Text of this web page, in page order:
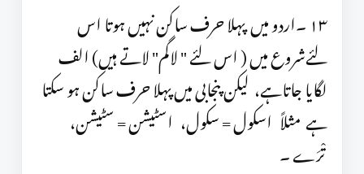
١٣ ۔اردو میں پہلا حرف ساکن نہیں ہوتا اس
لئےشروع میں ( اس لئے " لاگم" لاتے ہیں) الف
لگایا جاتاہے، لیکن پنجابی میں پہلا حرف ساکن ہو سکتا
ہے مثلاً اسکول = سکول، اسٹیشن = سٹیشن،
تْرَے ۔